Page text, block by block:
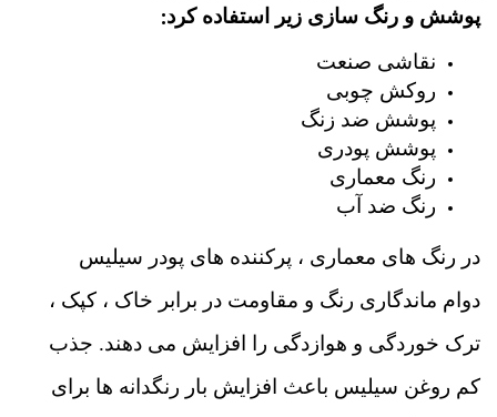
پوشش و رنگ سازی زیر استفاده کرد:
نقاشی صنعت
روکش چوبی
پوشش ضد زنگ
پوشش پودری
رنگ معماری
رنگ ضد آب
در رنگ های معماری ، پرکننده های پودر سیلیس
دوام ماندگاری رنگ و مقاومت در برابر خاک ، کپک ،
ترک خوردگی و هوازدگی را افزایش می دهند. جذب
کم روغن سیلیس باعث افزایش بار رنگدانه ها برای